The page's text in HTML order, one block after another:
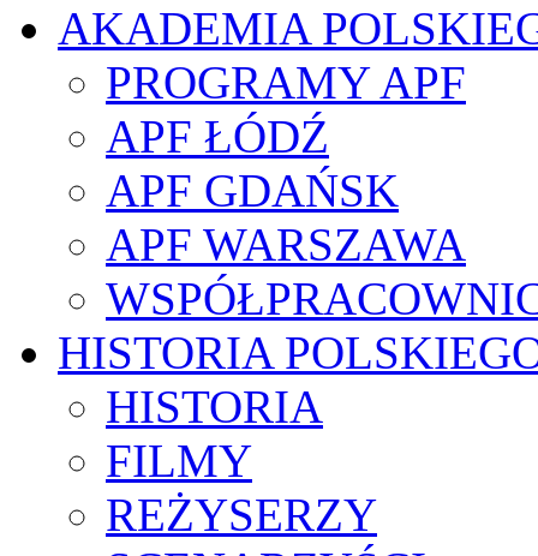
AKADEMIA
PROGRAMY APF
APF ŁÓDŹ
APF GDAŃSK
APF WARSZAWA
HISTORIA
HISTORIA
FILMY
REŻYSERZY